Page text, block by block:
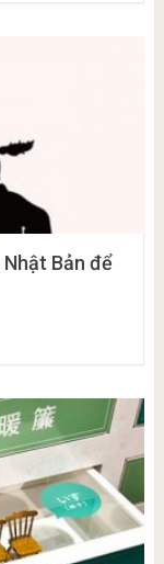
Bản để